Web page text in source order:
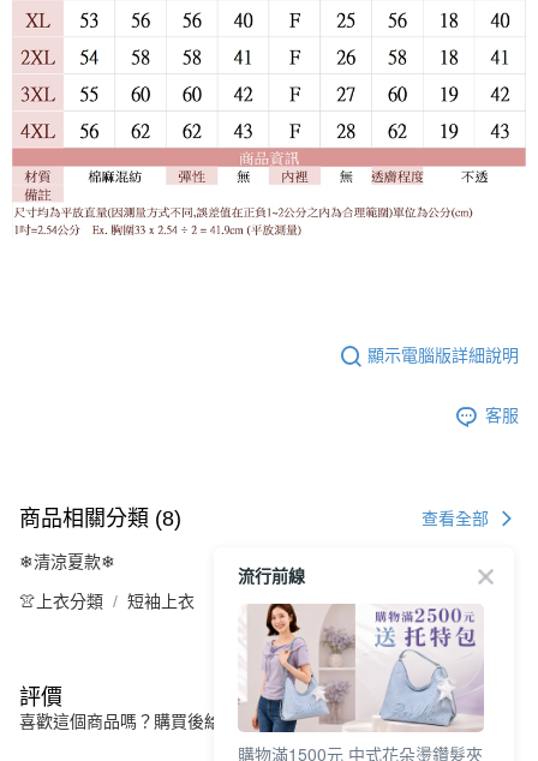
顯示電腦版詳細說明
客服
商品相關分類 (8) 查看全部
❄清涼夏款❄
👚上衣分類 短袖上衣
評價
喜歡這個商品嗎？購買後給他一個好評吧
流行前線
購物滿1500元 中式花朵燙鑽髮夾